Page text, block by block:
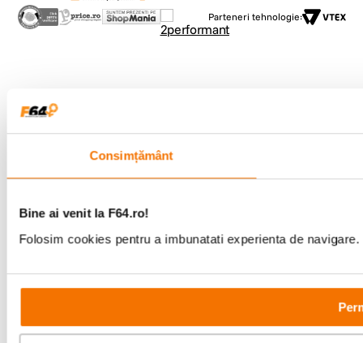
Consimțământ
Bine ai venit la F64.ro!
Folosim cookies pentru a imbunatati experienta de
Parteneri tehnologie: